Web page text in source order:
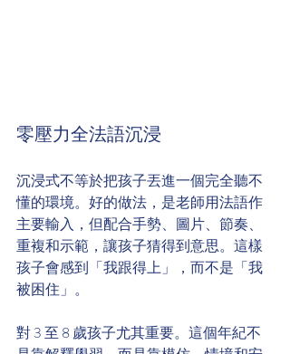
零壓力全法語沉浸
沉浸式不等於把孩子丟進一個完全聽不
懂的環境。好的做法，是老師用法語作
主要輸入，但配合手勢、圖片、節奏、
重複和示範，讓孩子猜得到意思。這樣
孩子會感到「我跟得上」，而不是「我
被困住」。
對 3 至 8 歲孩子尤其重要。這個年紀不